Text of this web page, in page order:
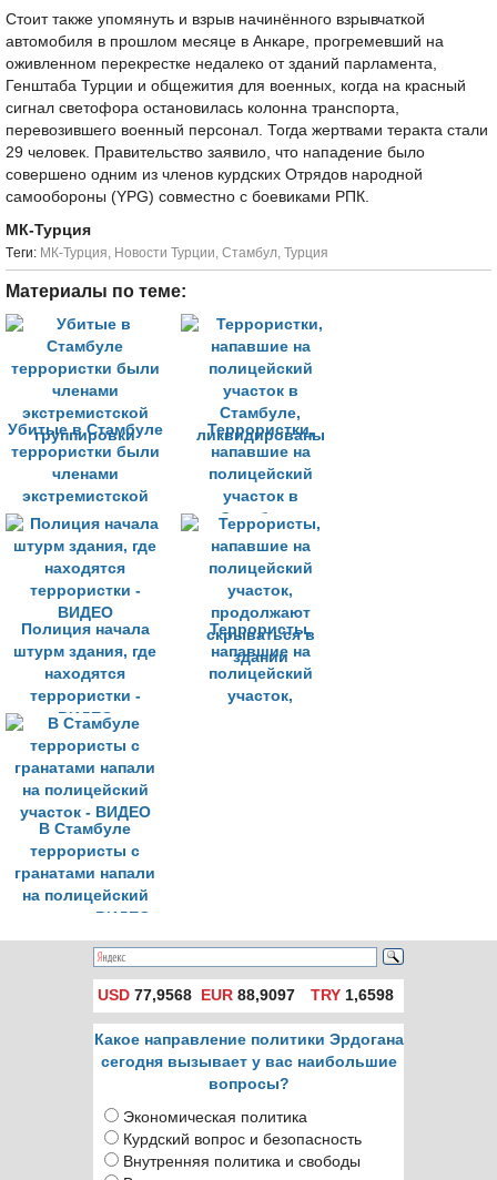
Стоит также упомянуть и взрыв начинённого взрывчаткой
автомобиля в прошлом месяце в Анкаре, прогремевший на
оживленном перекрестке недалеко от зданий парламента,
Генштаба Турции и общежития для военных, когда на красный
сигнал светофора остановилась колонна транспорта,
перевозившего военный персонал. Тогда жертвами теракта стали
29 человек. Правительство заявило, что нападение было
совершено одним из членов курдских Отрядов народной
самообороны (YPG) совместно с боевиками РПК.
МК-Турция
Tеги: МК-Турция, Новости Турции, Стамбул, Турция
Материалы по теме:
Убитые в Стамбуле
террористки были
членами
экстремистской
группировки
Террористки,
напавшие на
полицейский
участок в
Стамбуле,
ликвидированы
Полиция начала
штурм здания, где
находятся
террористки -
ВИДЕО
Террористы,
напавшие на
полицейский
участок,
В Стамбуле
террористы с
гранатами напали
на полицейский
участок - ВИДЕО
USD 77,9568 EUR 88,9097 TRY1,6598
Какое направление политики Эрдогана
сегодня вызывает у вас наибольшие
вопросы?
Экономическая политика
Курдский вопрос и безопасность
Внутренняя политика и свободы